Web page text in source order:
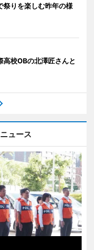
祭りを楽しむ昨年の様
高校OBの北澤匠さんと
ュース